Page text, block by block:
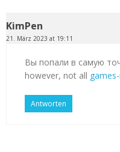
KimPen
21. März 2023 at 19:11
Вы попали в самую
however, not all
Antworten